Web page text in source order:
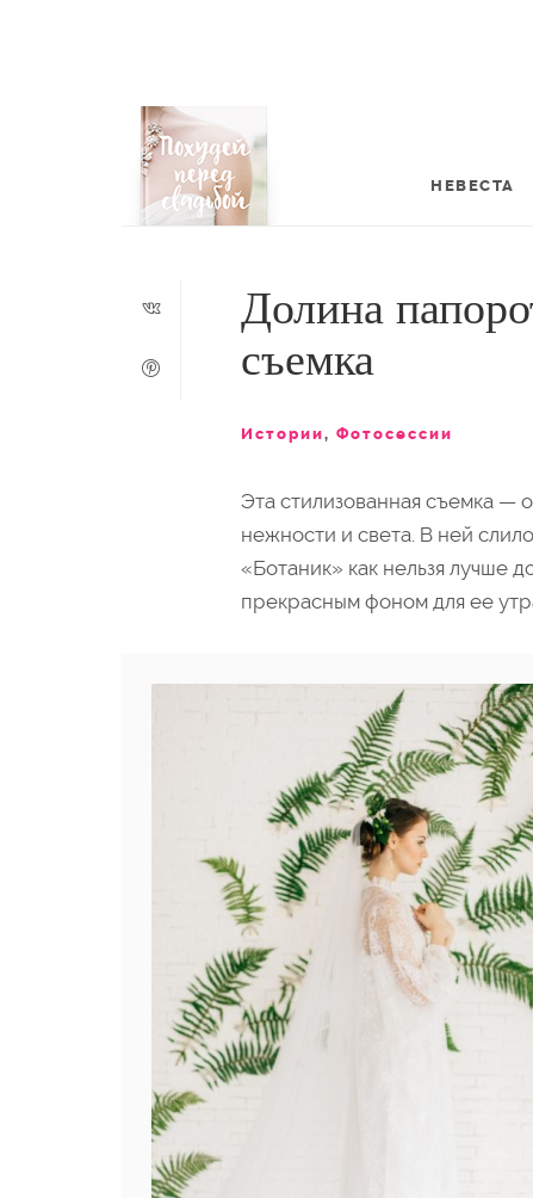
НЕВЕСТА
Долина
съемка
Истории, Фотосессии
Эта стилизованная съемка —
нежности и света. В ней
«Ботаник» как нельзя лучше
прекрасным фоном для ее